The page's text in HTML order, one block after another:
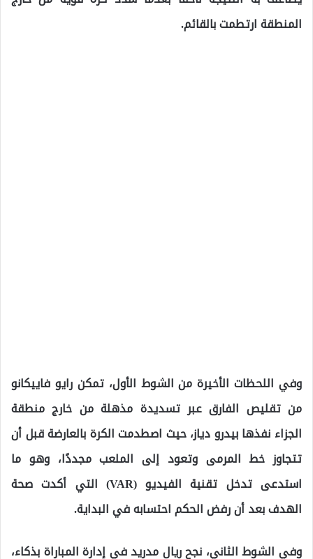
المنطقة ارتطمت بالقائم.
وفي اللحظات الأخيرة من الشوط الأول، تمكن رايو فاييكانو
من تقليص الفارق عبر تسديدة مذهلة من خارج منطقة
الجزاء نفذها بيدرو دياز، حيث اصطدمت الكرة بالعارضة قبل أن
تتجاوز خط المرمى وتعود إلى الملعب مجددًا، وهو ما
استدعى تدخل تقنية الفيديو (VAR) التي أكدت صحة
الهدف بعد أن رفض الحكم احتسابه في البداية.
وفي الشوط الثاني، نجح ريال مدريد في إدارة المباراة بذكاء،